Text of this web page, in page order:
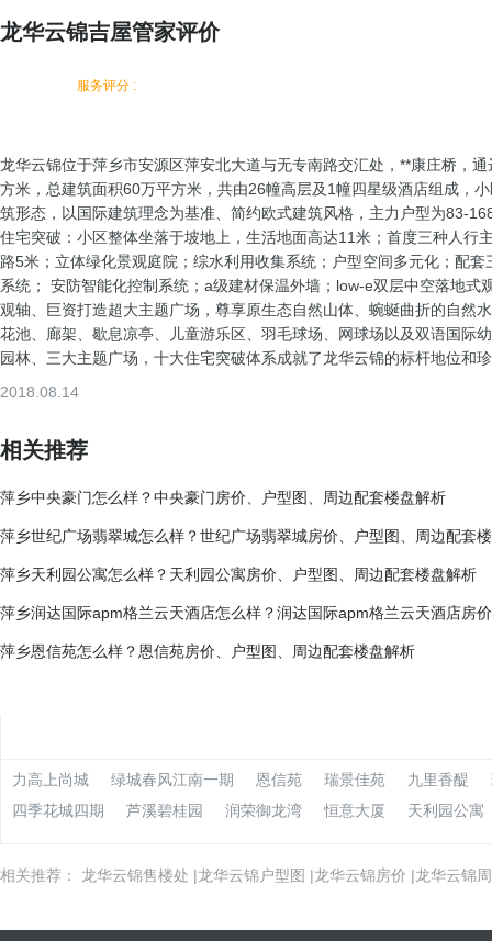
龙华云锦吉屋管家评价
服务评分 :
龙华云锦位于萍乡市安源区萍安北大道与无专南路交汇处，**康庄桥，
方米，总建筑面积60万平方米，共由26幢高层及1幢四星级酒店组成，
筑形态，以国际建筑理念为基准、简约欧式建筑风格，主力户型为83-
住宅突破：小区整体坐落于坡地上，生活地面高达11米；首度三种人行
路5米；立体绿化景观庭院；综水利用收集系统；户型空间多元化；配
系统； 安防智能化控制系统；a级建材保温外墙；low-e双层中空落地式
观轴、巨资打造超大主题广场，尊享原生态自然山体、蜿蜒曲折的自然
花池、廊架、歇息凉亭、儿童游乐区、羽毛球场、网球场以及双语国际
园林、三大主题广场，十大住宅突破体系成就了龙华云锦的标杆地位和
2018.08.14
相关推荐
萍乡中央豪门怎么样？中央豪门房价、户型图、周边配套楼盘解析
萍乡世纪广场翡翠城怎么样？世纪广场翡翠城房价、户型图、周边配套
萍乡天利园公寓怎么样？天利园公寓房价、户型图、周边配套楼盘解析
萍乡润达国际apm格兰云天酒店怎么样？润达国际apm格兰云天酒店房
萍乡恩信苑怎么样？恩信苑房价、户型图、周边配套楼盘解析
力高上尚城 绿城春风江南一期 恩信苑 瑞景佳苑 九里香醍
四季花城四期
芦溪碧桂园 润荣御龙湾 恒意大厦 天利园公寓
相关推荐： 龙华云锦售楼处 |龙华云锦户型图 |龙华云锦房价 |龙华云锦